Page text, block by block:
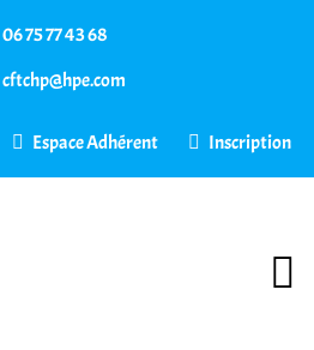
06 75 77 43 68
cftchp@hpe.com
Espace Adhérent Inscription